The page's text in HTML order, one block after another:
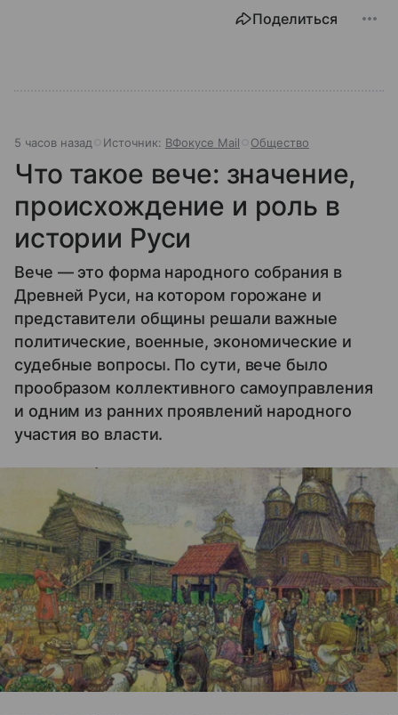
Поделиться
5 часов назад Источник: ВФокусе Mail Общество
Что такое вече: значение,
происхождение и роль в
истории Руси
Вече — это форма народного собрания в
Древней Руси, на котором горожане и
представители общины решали важные
политические, военные, экономические и
судебные вопросы. По сути, вече было
прообразом коллективного самоуправления
и одним из ранних проявлений народного
участия во власти.